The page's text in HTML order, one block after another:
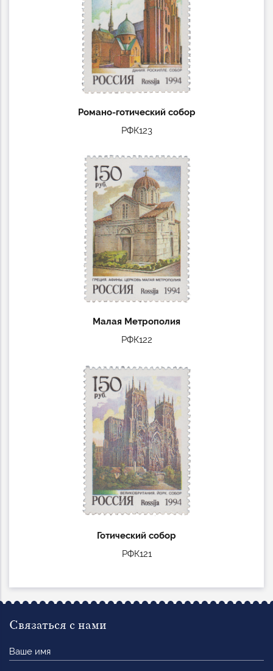
Романо-готический собор
РФК123
Малая Метрополия
РФК122
Готический собор
РФК121
Связаться с нами
имя